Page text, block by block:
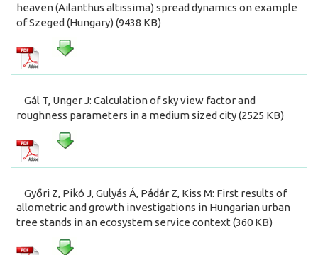
heaven (Ailanthus altissima) spread dynamics on example
of Szeged (Hungary) (9438 KB)
Gál T, Unger J: Calculation of sky view factor and
roughness parameters in a medium sized city (2525 KB)
Győri Z, Pikó J, Gulyás Á, Pádár Z, Kiss M: First results of
allometric and growth investigations in Hungarian urban
tree stands in an ecosystem service context (360 KB)